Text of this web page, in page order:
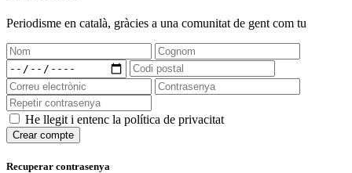
Periodisme en català, gràcies a una comunitat de gent com tu
He llegit i entenc la política de privacitat
Crear compte
Recuperar contrasenya